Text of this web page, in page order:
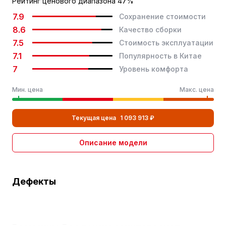
Кузовной ремонт Несущий кузов
тормоза
Электронный стояночный
тормоз
Неполный размер
Размер передней шины 225/65 R17
Размер задних шин 225/65 R17
Тип задней подвески
Многозвенная
независимая подвеска
7.9 Сохранение стоимости
8.6 Качество сборки
7.5 Стоимость эксплуатации
7.1 Популярность в Китае
7 Уровень комфорта
Мин. цена Макс. цена
Текущая цена 1 093 913 ₽
Описание модели
Дефекты